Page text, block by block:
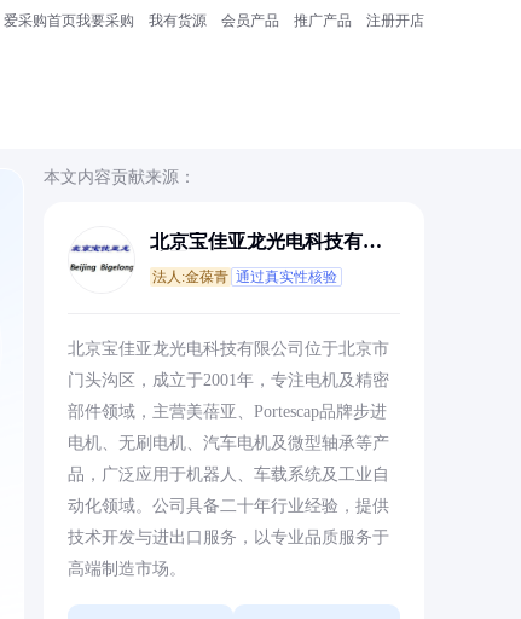
爱采购首页我要采购 我有货源 会员产品 推广产品 注册开店
本文内容贡献来源：
北京宝佳亚龙光电科技有限
法人:金葆青 通过真实性核验
北京宝佳亚龙光电科技有限公司位于北京市
门头沟区，成立于2001年，专注电机及精密
部件领域，主营美蓓亚、Portescap品牌步进
电机、无刷电机、汽车电机及微型轴承等产
品，广泛应用于机器人、车载系统及工业自
动化领域。公司具备二十年行业经验，提供
技术开发与进出口服务，以专业品质服务于
高端制造市场。